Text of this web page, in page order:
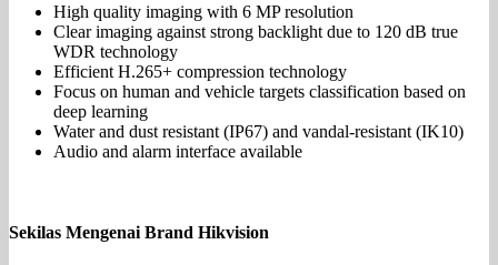
High quality imaging with 6 MP resolution
Clear imaging against strong backlight due to 120 dB true
WDR technology
Efficient H.265+ compression technology
Focus on human and vehicle targets classification based on
deep learning
Water and dust resistant (IP67) and vandal-resistant (IK10)
Audio and alarm interface available
Sekilas Mengenai Brand Hikvision